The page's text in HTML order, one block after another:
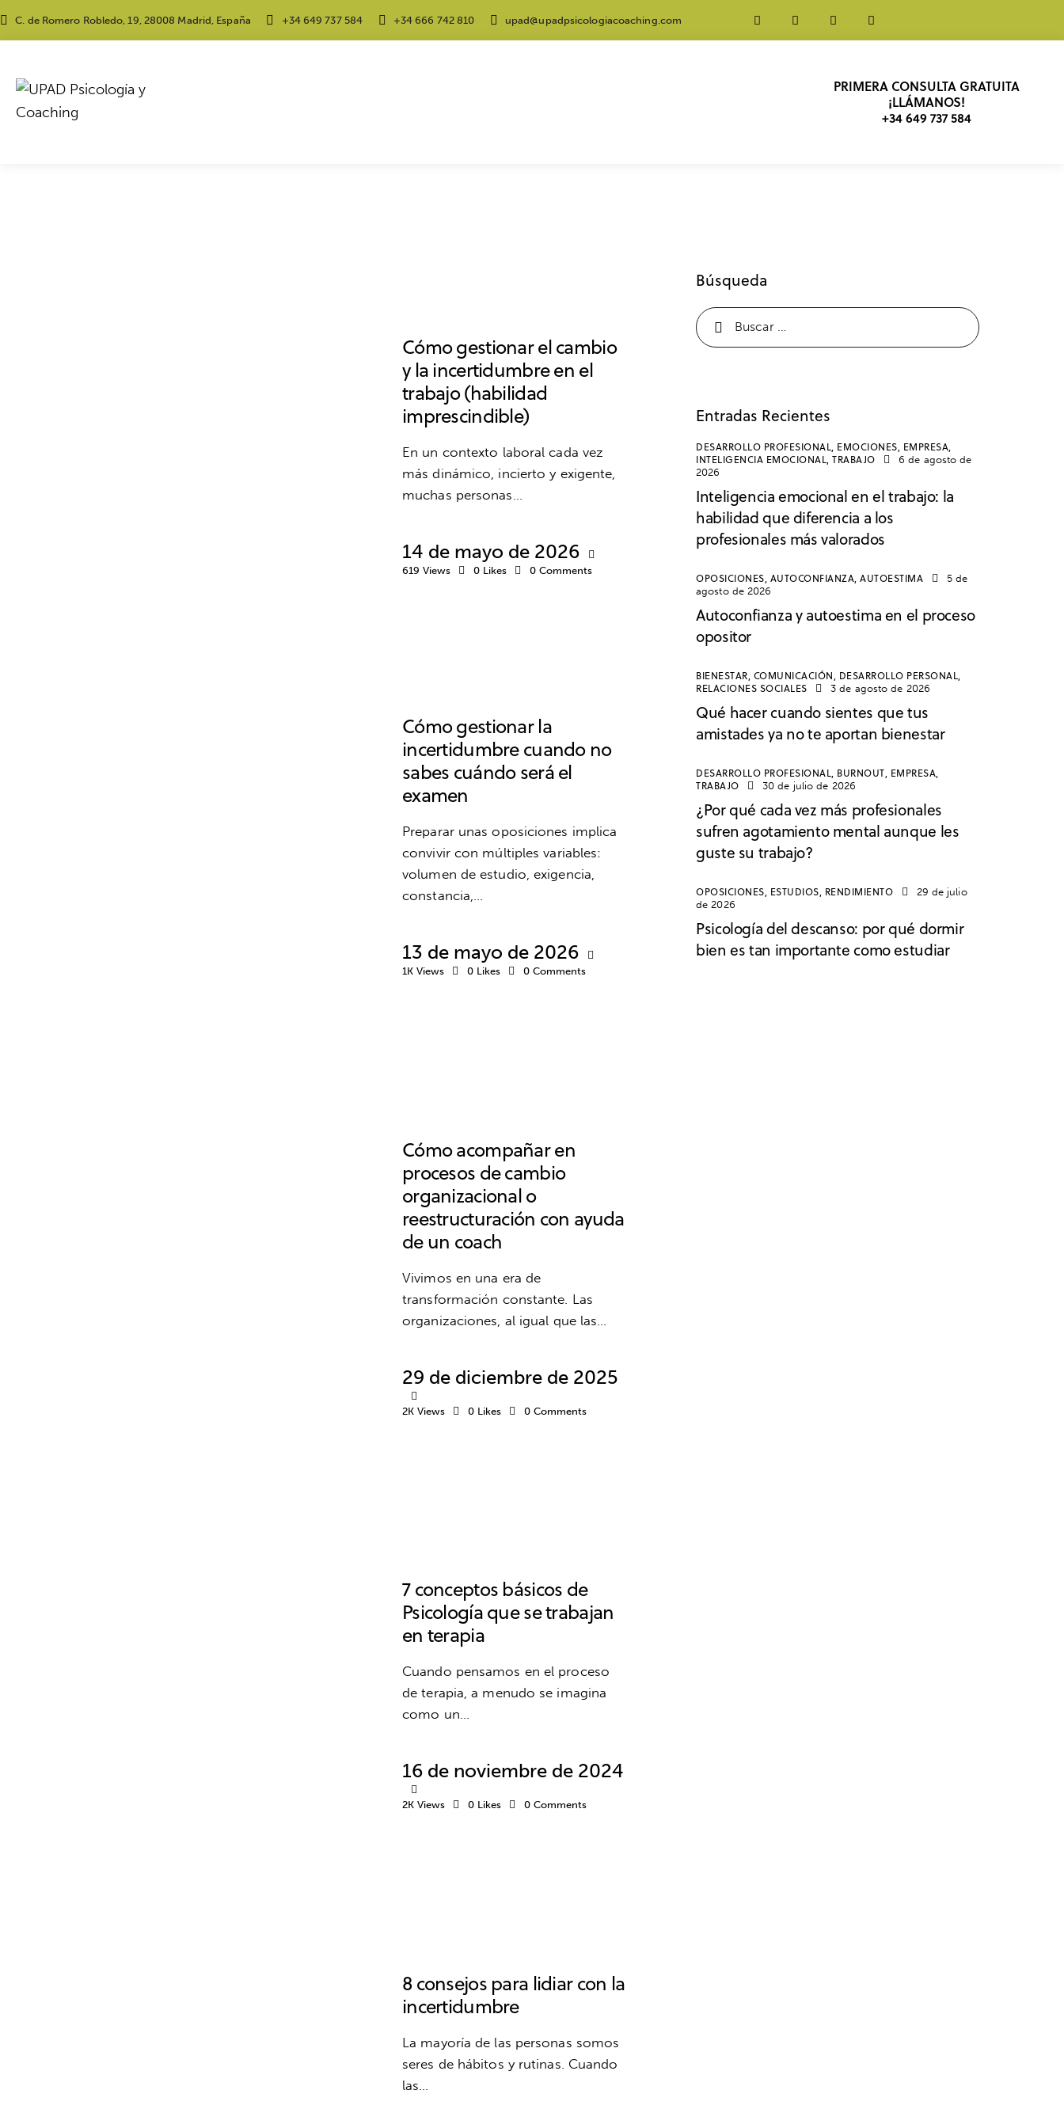
C. de Romero Robledo, 19, 28008 Madrid, España +34 649 737 584 +34 666 742 810 upad@upadpsicologiacoaching.com
PRIMERA CONSULTA GRATUITA
¡LLÁMANOS!
+34 649 737 584
Cómo gestionar el cambio
y la incertidumbre en el
trabajo (habilidad
imprescindible)
En un contexto laboral cada vez
más dinámico, incierto y exigente,
muchas personas…
14 de mayo de 2026
619 Views 0 Likes 0 Comments
Cómo gestionar la
incertidumbre cuando no
sabes cuándo será el
examen
Preparar unas oposiciones implica
convivir con múltiples variables:
volumen de estudio, exigencia,
constancia,…
13 de mayo de 2026
1K Views 0 Likes 0 Comments
Cómo acompañar en
procesos de cambio
organizacional o
reestructuración con ayuda
de un coach
Vivimos en una era de
transformación constante. Las
organizaciones, al igual que las…
29 de diciembre de 2025
2K Views 0 Likes 0 Comments
7 conceptos básicos de
Psicología que se trabajan
en terapia
Cuando pensamos en el proceso
de terapia, a menudo se imagina
como un…
16 de noviembre de 2024
2K Views 0 Likes 0 Comments
8 consejos para lidiar con la
incertidumbre
La mayoría de las personas somos
seres de hábitos y rutinas. Cuando
las…
Búsqueda
Entradas Recientes
DESARROLLO PROFESIONAL, EMOCIONES, EMPRESA,
INTELIGENCIA EMOCIONAL,TRABAJO
6 de agosto de
2026
Inteligencia emocional en el trabajo: la
habilidad que diferencia a los
profesionales más valorados
OPOSICIONES, AUTOCONFIANZA,AUTOESTIMA
5 de
agosto de 2026
Autoconfianza y autoestima en el proceso
opositor
BIENESTAR, COMUNICACIÓN, DESARROLLO PERSONAL,
RELACIONES SOCIALES
3 de agosto de 2026
Qué hacer cuando sientes que tus
amistades ya no te aportan bienestar
DESARROLLO PROFESIONAL, BURNOUT, EMPRESA,
TRABAJO
30 de julio de 2026
¿Por qué cada vez más profesionales
sufren agotamiento mental aunque les
guste su trabajo?
OPOSICIONES, ESTUDIOS, RENDIMIENTO
29 de julio
de 2026
Psicología del descanso: por qué dormir
bien es tan importante como estudiar